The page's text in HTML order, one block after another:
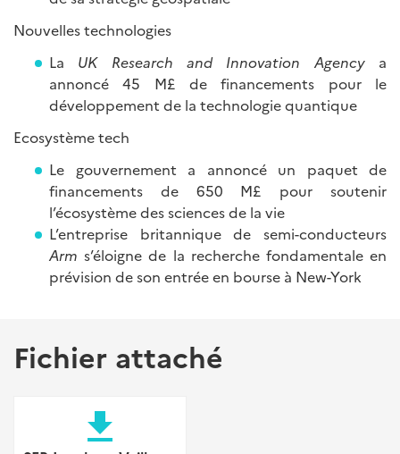
Nouvelles technologies
La UK Research and Innovation Agencya
annoncé 45 M£ de financements pour le
développement de la technologie quantique
Ecosystème tech
Le gouvernement a annoncé un paquet de
financements de 650 M£ pour soutenir
l’écosystème des sciences de la vie
L’entreprise britannique de semi-conducteurs
Arm s’éloigne de la recherche fondamentale en
prévision de son entrée en bourse à New-York
Fichier attaché
file_download